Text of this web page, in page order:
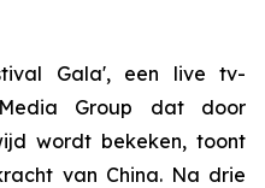
Gala', een live tv-
Group dat door
wordt bekeken, toont
van China. Na drie